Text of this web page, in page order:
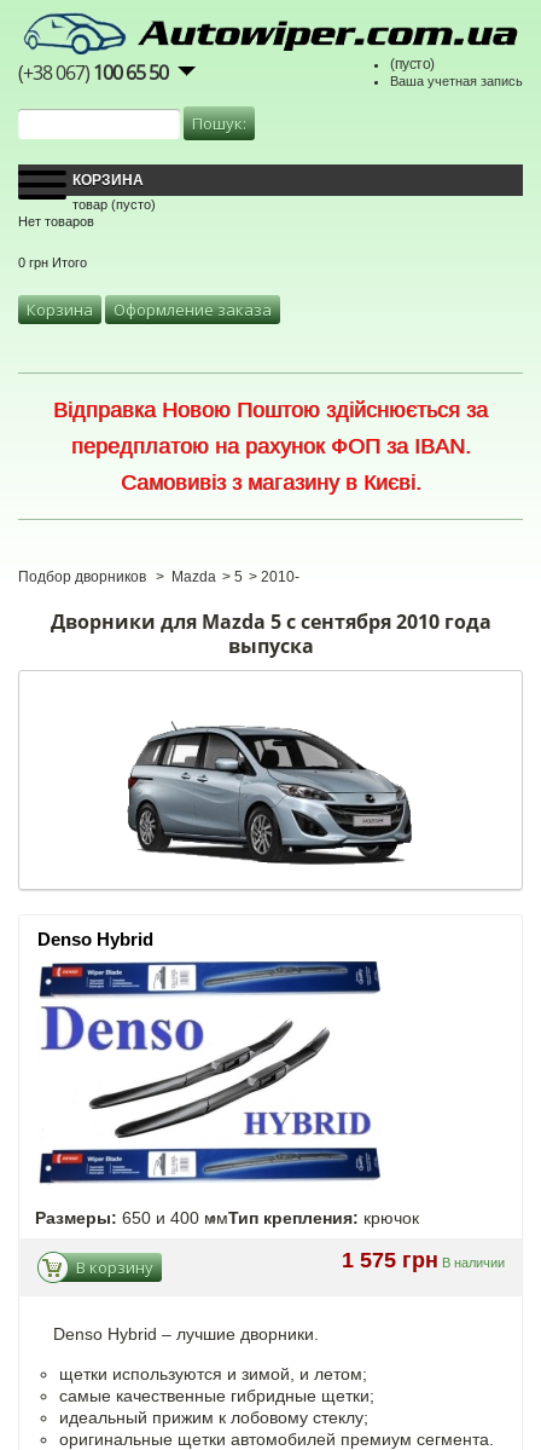
(+38 067)100 65 50 (пусто)
Ваша учетная запись
КОРЗИНА
товар (пусто)
Нет товаров
0 грн Итого
Корзина Оформление заказа
Відправка Новою Поштою здійснюється за
передплатою на рахунок ФОП за IBAN.
Самовивіз з магазину в Києві.
Подбор дворников > Mazda > 5 > 2010-
Дворники для Mazda 5 с сентября 2010 года
выпуска
Denso Hybrid
Размеры: 650 и 400 ммТип крепления: крючок
1 575 грн В наличии
В корзину
Denso Hybrid – лучшие дворники.
щетки используются и зимой, и летом;
самые качественные гибридные щетки;
идеальный прижим к лобовому стеклу;
оригинальные щетки автомобилей премиум сегмента.